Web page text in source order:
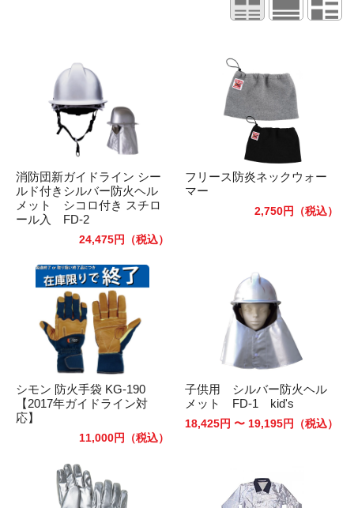
消防団新ガイドライン シー
ルド付きシルバー防火ヘル
メット シコロ付き スチロ
ール入 FD-2
24,475円 （税込）
フリース防炎ネックウォー
マー
2,750円 （税込）
シモン 防火手袋 KG-190
【2017年ガイドライン対
応】
11,000円 （税込）
子供用 シルバー防火ヘル
メット FD-1 kid's
18,425円 〜 19,195円 （税込）